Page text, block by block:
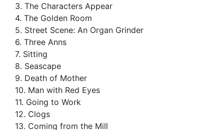
3. The Characters Appear
4. The Golden Room
5. Street Scene: An Organ Grinder
6. Three Anns
7. Sitting
8. Seascape
9. Death of Mother
10. Man with Red Eyes
11. Going to Work
12. Clogs
13. Coming from the Mill